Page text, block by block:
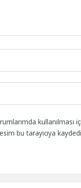
kullanılması
bu tarayıcıya